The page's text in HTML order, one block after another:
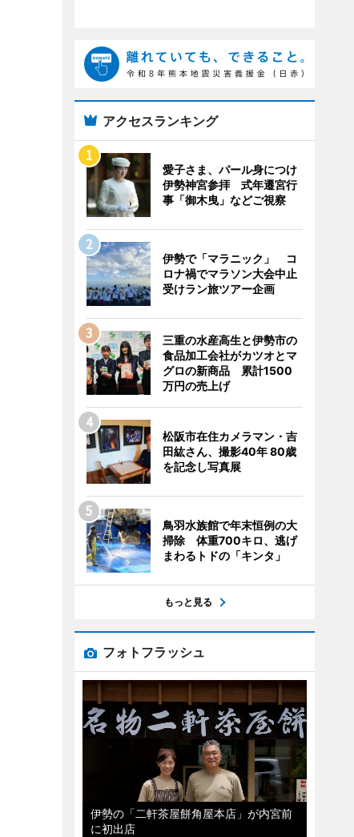
アクセスランキング
愛子さま、パール身につけ
伊勢神宮参拝 式年遷宮行
事「御木曳」などご視察
伊勢で「マラニック」 コ
ロナ禍でマラソン大会中止
受けラン旅ツアー企画
三重の水産高生と伊勢市の
食品加工会社がカツオとマ
グロの新商品 累計1500
万円の売上げ
松阪市在住カメラマン・吉
田紘さん、撮影40年 80歳
を記念し写真展
鳥羽水族館で年末恒例の大
掃除 体重700キロ、逃げ
まわるトドの「キンタ」
もっと見る
フォトフラッシュ
伊勢の「二軒茶屋餅角屋本店」が内宮前
に初出店